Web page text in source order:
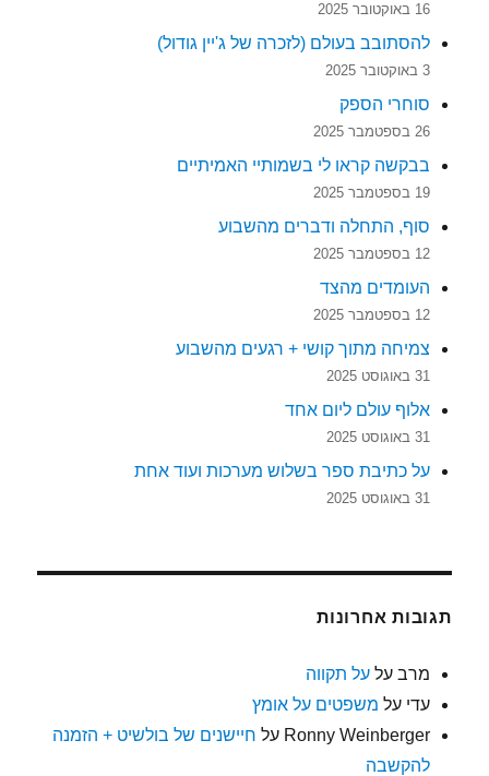
16 באוקטובר 2025
להסתובב בעולם (לזכרה של ג'יין גודול)
3 באוקטובר 2025
סוחרי הספק
26 בספטמבר 2025
בבקשה קראו לי בשמותיי האמיתיים
19 בספטמבר 2025
סוף, התחלה ודברים מהשבוע
12 בספטמבר 2025
העומדים מהצד
12 בספטמבר 2025
צמיחה מתוך קושי + רגעים מהשבוע
31 באוגוסט 2025
אלוף עולם ליום אחד
31 באוגוסט 2025
על כתיבת ספר בשלוש מערכות ועוד אחת
31 באוגוסט 2025
תגובות אחרונות
מרב עלעל תקווה
עדי על משפטים על אומץ
Ronny Weinberger על חיישנים של בולשיט + הזמנה
להקשבה